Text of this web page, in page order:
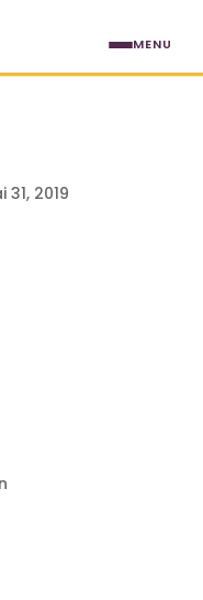
31, 2019
MENU